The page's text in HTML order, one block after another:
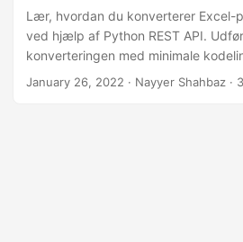
Lær, hvordan du konverterer Excel-
ved hjælp af Python REST API.
konverteringen med minimale
January 26, 2022 · Nayyer Shahbaz ·